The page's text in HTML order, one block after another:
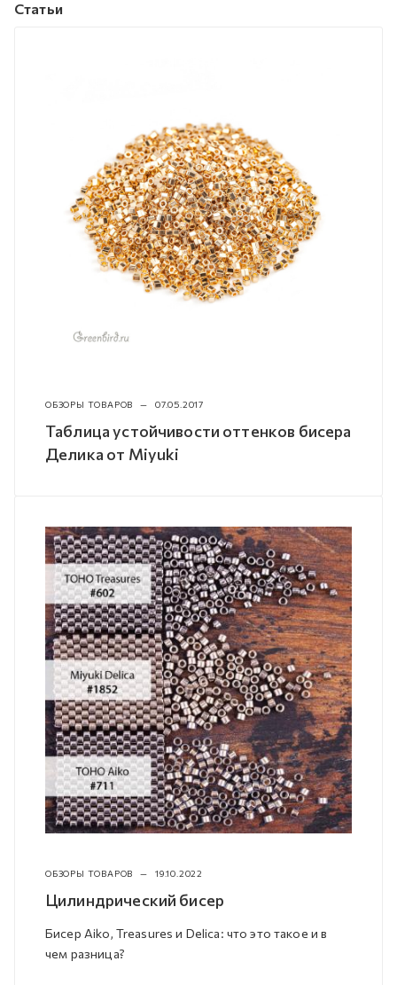
Статьи
ОБЗОРЫ ТОВАРОВ — 07.05.2017
Таблица устойчивости оттенков бисера
Делика от Miyuki
ОБЗОРЫ ТОВАРОВ — 19.10.2022
Цилиндрический бисер
Бисер Aiko, Treasures и Delica: что это такое и в
чем разница?